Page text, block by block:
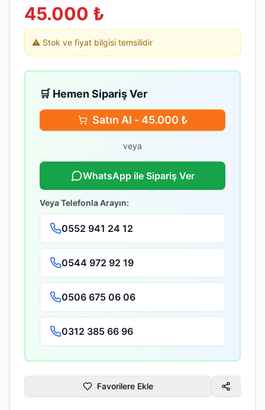
45.000 ₺
⚠️ Stok ve fiyat bilgisi temsilidir
🛒 Hemen Sipariş Ver
Satın Al - 45.000 ₺
veya
WhatsApp ile Sipariş Ver
Veya Telefonla Arayın:
0552 941 24 12
0544 972 92 19
0506 675 06 06
0312 385 66 96
Favorilere Ekle